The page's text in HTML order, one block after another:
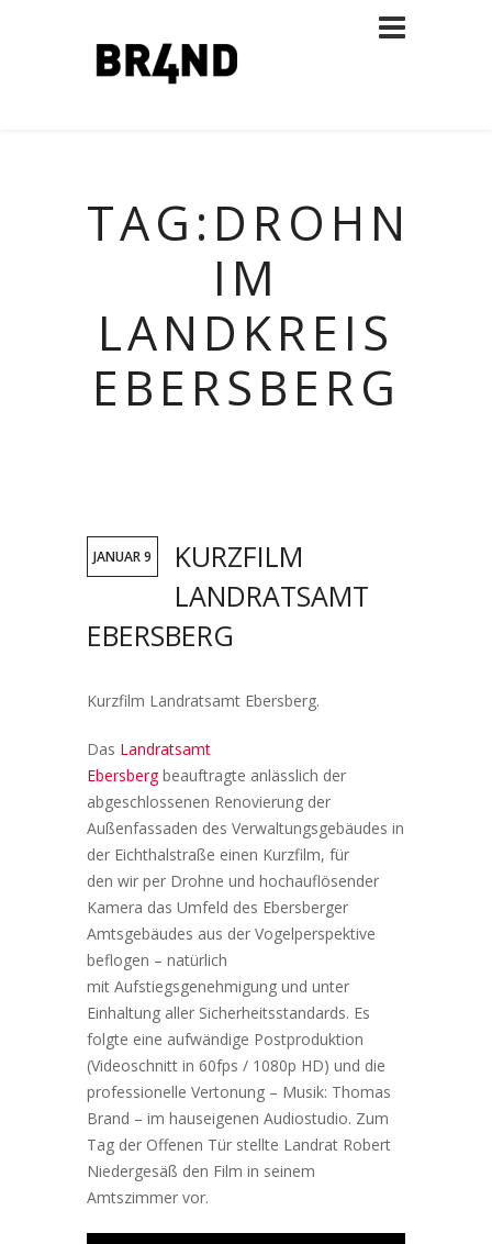
IM
LANDKREIS
EBERSBERG
JANUAR 9
KURZFILM
LANDRATSAMT
EBERSBERG
Kurzfilm Landratsamt Ebersberg.
Das Landratsamt
Ebersbergbeauftragte anlässlich der
abgeschlossenen Renovierung der
Außenfassaden des Verwaltungsgebäudes in
der Eichthalstraße einen Kurzfilm, für
den wir per Drohne und hochauflösender
Kamera das Umfeld des Ebersberger
Amtsgebäudes aus der Vogelperspektive
beflogen – natürlich
mit Aufstiegsgenehmigung und unter
Einhaltung aller Sicherheitsstandards. Es
folgte eine aufwändige Postproduktion
(Videoschnitt in 60fps / 1080p HD) und die
professionelle Vertonung – Musik: Thomas
Brand – im hauseigenen Audiostudio. Zum
Tag der Offenen Tür stellte Landrat Robert
Niedergesäß den Film in seinem
Amtszimmer vor.